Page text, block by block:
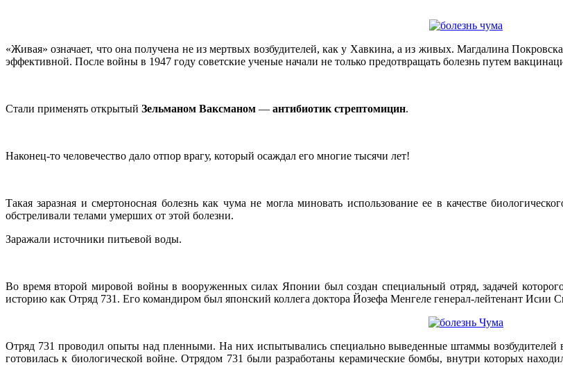
«Живая» означает, что она получена не из мертвых возбудителей, как у Хавкина, а из живых. Магдалина
эффективной. После войны в 1947 году советские ученые начали не только предотвращать болезнь путем
Стали применять открытый Зельманом Ваксманом — антибиотик стрептомицин.
Наконец-то человечество дало отпор врагу, который осаждал его многие тысячи лет!
Такая заразная и смертоносная болезнь как чума не могла миновать использование ее в качестве
обстреливали телами умерших от этой болезни.
Заражали источники питьевой воды.
Во время второй мировой войны в вооруженных силах Японии был создан специальный отряд, задачей
историю как Отряд 731. Его командиром был японский коллега доктора Йозефа Менгеле генерал-лейтенант Исии
Отряд 731 проводил опыты над пленными. На них испытывались специально выведенные штаммы
готовилась к биологической войне. Отрядом 731 были разработаны керамические бомбы, внутри которых